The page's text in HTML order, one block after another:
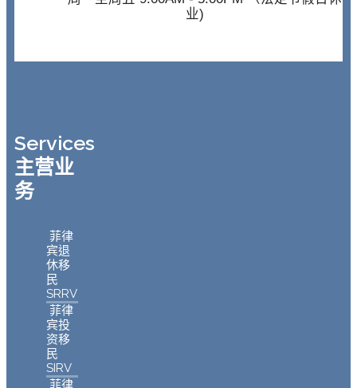
业)
Services
主营业
务
菲律
宾退
休移
民
SRRV
菲律
宾投
资移
民
SIRV
菲律